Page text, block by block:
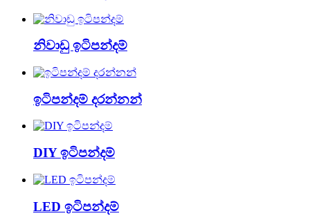
නිවාඩු ඉටිපන්දම්
ඉටිපන්දම් දරන්නන්
DIY ඉටිපන්දම්
LED ඉටිපන්දම්